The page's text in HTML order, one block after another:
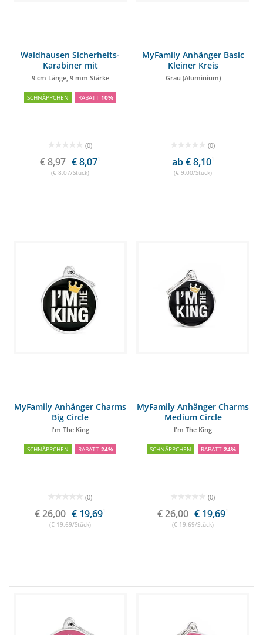
Waldhausen Sicherheits-
Karabiner mit
Schraubverschluss
9 cm Länge, 9 mm Stärke
SCHNÄPPCHEN RABATT 10%
(0)
€ 8,97 € 8,071
(€ 8,07/Stück)
MyFamily Anhänger Basic
Kleiner Kreis
Grau (Aluminium)
(0)
ab € 8,101
(€ 9,00/Stück)
MyFamily Anhänger Charms
Big Circle
I'm The King
SCHNÄPPCHEN RABATT 24%
(0)
€ 26,00 € 19,691
(€ 19,69/Stück)
MyFamily Anhänger Charms
Medium Circle
I'm The King
SCHNÄPPCHEN RABATT 24%
(0)
€ 26,00 € 19,691
(€ 19,69/Stück)